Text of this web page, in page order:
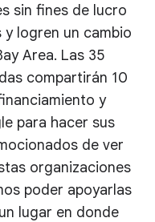
sin fines de lucro
y logren un cambio
Area. Las 35
compartirán 10
y
para hacer sus
de ver
organizaciones
poder apoyarlas
lugar en donde